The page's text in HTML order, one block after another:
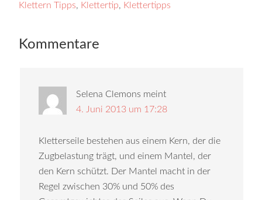
Klettern Tipps, Klettertip, Klettertipps
Kommentare
Selena Clemons meint
4. Juni 2013 um 17:28
Kletterseile bestehen aus einem Kern, der die
Zugbelastung trägt, und einem Mantel, der
den Kern schützt. Der Mantel macht in der
Regel zwischen 30% und 50% des